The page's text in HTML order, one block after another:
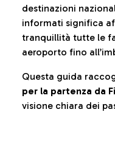
destinazioni
informati significa
tranquillità tutte le
aeroporto fino
Questa guida
per la partenza da
visione chiara dei